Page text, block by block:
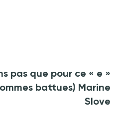
pas que pour ce « e »
battues) Marine
Slove